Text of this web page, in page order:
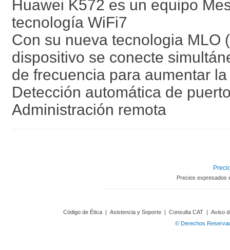
Huawei K572 es un equipo
tecnología WiFi7
Con su nueva tecnologia MLO
dispositivo se conecte
de frecuencia para aumentar
Detección automática de
Administración remota
Precios expresados
Código de Ética | Asistencia y Soporte | Consulta CAT | Aviso
© Derechos